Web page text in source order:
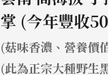
掌 (今年豐收
(菇味香濃、營養價
(此為正宗大種野生